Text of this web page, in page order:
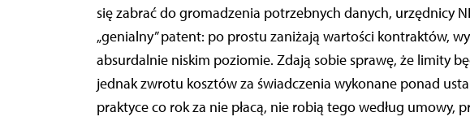
się zabrać do gromadzenia potrzebnych danych, urzędnicy
„genialny” patent: po prostu zaniżają wartości kontraktów,
absurdalnie niskim poziomie. Zdają sobie sprawę, że limity
jednak zwrotu kosztów za świadczenia wykonane ponad
praktyce co rok za nie płacą, nie robią tego według umowy,